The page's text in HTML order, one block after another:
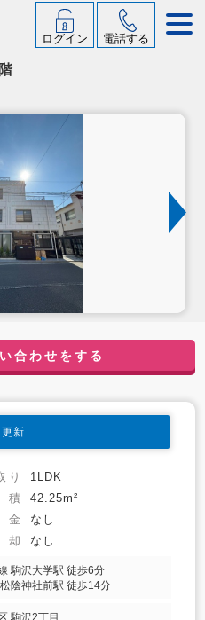
ログイン 電話する
合わせをする
新
り
1LDK
積
42.25m²
金
なし
却 なし
駒沢大学駅 徒歩6分
陰神社前駅 徒歩14分
駒沢2丁目